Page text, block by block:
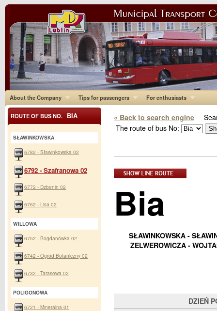
About the Company Tips for passengers For enthusiasts
« Back to search engine
The route of bus No:
Bia
SŁAWINKOWSKA -
ZELWEROWICZA -
DZIEŃ
ROUTE OF BUS NO. BIA
SŁAWINKOWSKA
6782 - Sławinkowska 02
6792 - Szafranowa 02
6772 - Dzbenin 02
6762 - Lisa 02
WILLOWA
6752 - Bogdanówka 02
6742 - Ogród Botaniczny 02
6732 - Tarasowa 02
POLIGONOWA
6721 - Mineralna 01